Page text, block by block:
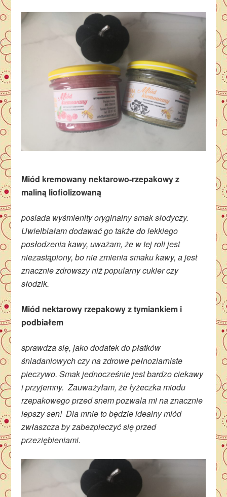
Miód kremowany nektarowo-rzepakowy z
maliną liofiolizowaną
posiada wyśmienity oryginalny smak słodyczy.
Uwielbiałam dodawać go także do lekkiego
posłodzenia kawy, uważam, że w tej roli jest
niezastąpiony, bo nie zmienia smaku kawy, a jest
znacznie zdrowszy niż popularny cukier czy
słodzik.
Miód nektarowy rzepakowy z tymiankiem i
podbiałem
sprawdza się, jako dodatek do płatków
śniadaniowych czy na zdrowe pełnoziarniste
pieczywo. Smak jednocześnie jest bardzo ciekawy
i przyjemny. Zauważyłam, że łyżeczka miodu
rzepakowego przed snem pozwala mi na znacznie
lepszy sen! Dla mnie to będzie idealny miód
zwłaszcza by zabezpieczyć się przed
przeziębieniami.